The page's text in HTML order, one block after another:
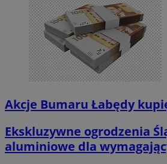
Akcje Bumaru Łabędy
Ekskluzywne ogrodzenia
aluminiowe dla